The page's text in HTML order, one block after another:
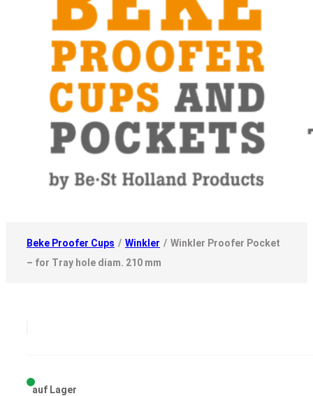
Beke Proofer Cups / Winkler / Winkler Proofer Pocket
– for Tray hole diam. 210 mm
auf Lager